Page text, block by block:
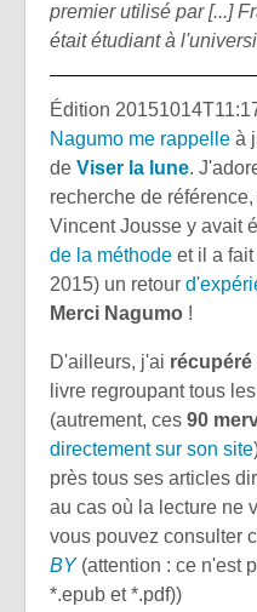
premier utilisé par [...]
était étudiant à
Édition
Nagumo me rappelle à
de Viser la lune.
recherche de
Vincent Jousse y avait
de la méthode et il a
2015) un retour
Merci Nagumo !
D'ailleurs, j'ai récupéré
livre regroupant tous
(autrement, ces 90
directement sur son site
près tous ses articles
au cas où la lecture ne
vous pouvez consulter
BY(attention : ce n'est
*.epub et *.pdf))